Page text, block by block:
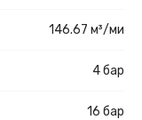
146.67 м³/ми
4 бар
16 бар